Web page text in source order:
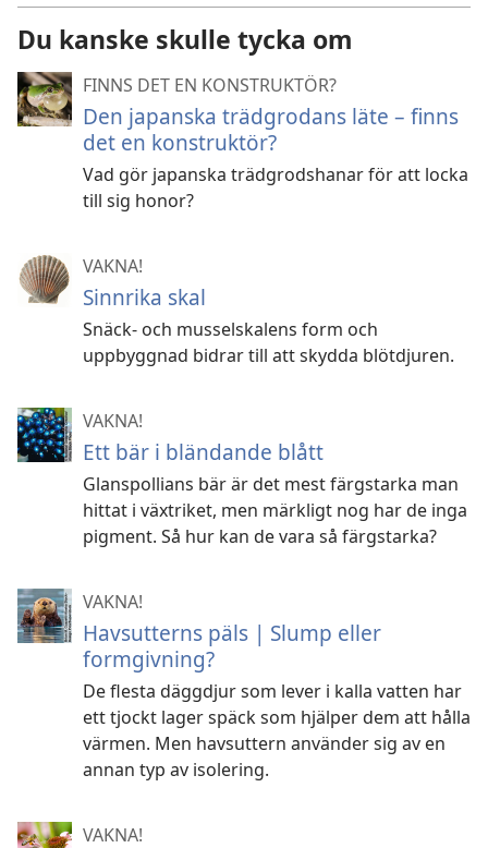
Du kanske skulle tycka om
FINNS DET EN KONSTRUKTÖR?
Den japanska trädgrodans läte – finns
det en konstruktör?
Vad gör japanska trädgrodshanar för att locka
till sig honor?
VAKNA!
Sinnrika skal
Snäck- och musselskalens form och
uppbyggnad bidrar till att skydda blötdjuren.
VAKNA!
Ett bär i bländande blått
Glanspollians bär är det mest färgstarka man
hittat i växtriket, men märkligt nog har de inga
pigment. Så hur kan de vara så färgstarka?
VAKNA!
Havsutterns päls | Slump eller
formgivning?
De flesta däggdjur som lever i kalla vatten har
ett tjockt lager späck som hjälper dem att hålla
värmen. Men havsuttern använder sig av en
annan typ av isolering.
VAKNA!